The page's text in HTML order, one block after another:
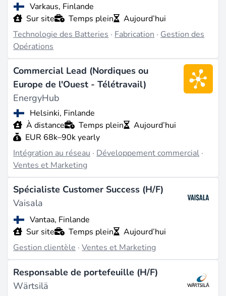
Varkaus, Finlande
Sur site
Temps plein
Aujourd’hui
Technologie des Batteries · Fabrication · Gestion des
Opérations
Commercial Lead (Nordiques ou
Europe de l'Ouest - Télétravail)
EnergyHub
Helsinki, Finlande
À distance
Temps plein
Aujourd’hui
EUR 68k–90k yearly
Intégration au réseau · Développement commercial ·
Ventes et Marketing
Spécialiste Customer Success (H/F)
Vaisala
Vantaa, Finlande
Sur site
Temps plein
Aujourd’hui
Gestion clientèle·Ventes et Marketing
Responsable de portefeuille (H/F)
Wärtsilä